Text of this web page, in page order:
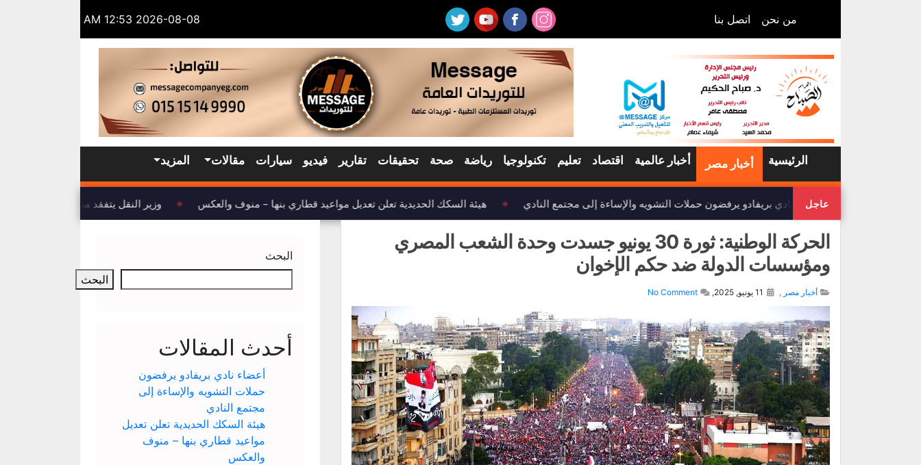
من نحن اتصل بنا 2026-08-08 12:53 AM
الرئيسية أخبار مصر أخبار عالمية اقتصاد تعليم تكنولوجيا رياضة صحة تحقيقات تقارير فيديو سيارات مقالات المزيد
عاجل
أعضاء نادي بريفادو يرفضون حملات التشويه والإساءة إلى مجتمع النادي هيئة السكك الحديدية تعلن تعديل مواعيد قطاري بنها – منوف والعكس وزير النقل يتفقد مشروع تطوير ميناء
الحركة الوطنية: ثورة 30 يونيو جسدت وحدة الشعب المصري
ومؤسسات الدولة ضد حكم الإخوان
أخبار مصر ,
No Comment
البحث
البحث
أحدث المقالات
أعضاء نادي بريفادو يرفضون
حملات التشويه والإساءة إلى
مجتمع النادي
هيئة السكك الحديدية تعلن تعديل
مواعيد قطاري بنها – منوف
والعكس